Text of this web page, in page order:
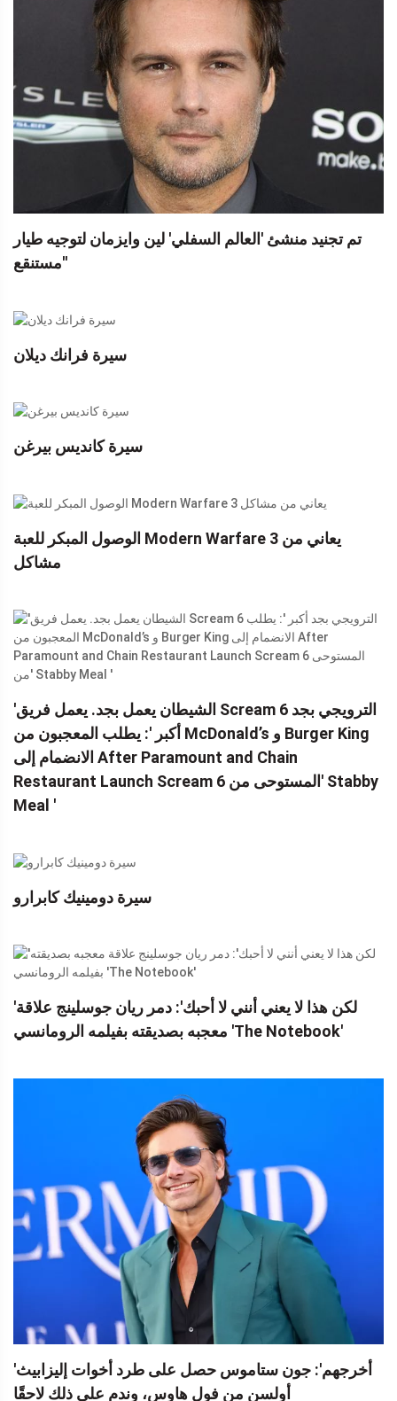
تم تجنيد منشئ 'العالم السفلي' لين وايزمان لتوجيه طيار
'مستنقع'
سيرة فرانك ديلان
سيرة كانديس بيرغن
الوصول المبكر للعبة Modern Warfare 3 يعاني من
مشاكل
'الشيطان يعمل بجد. يعمل فريق Scream 6 الترويجي بجد
أكبر ': يطلب المعجبون من McDonald’s و Burger King
الانضمام إلى After Paramount and Chain
Restaurant Launch Scream 6 المستوحى من' Stabby
Meal '
سيرة دومينيك كابرارو
'لكن هذا لا يعني أنني لا أحبك': دمر ريان جوسلينج علاقة
معجبه بصديقته بفيلمه الرومانسي 'The Notebook'
'أخرجهم': جون ستاموس حصل على طرد أخوات إليزابيث
أولسن من فول هاوس، وندم على ذلك لاحقًا